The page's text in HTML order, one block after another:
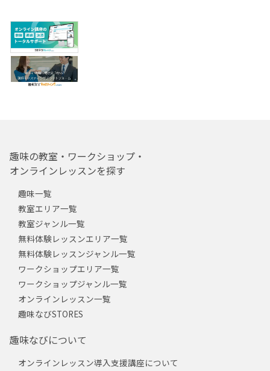
趣味の教室・ワークショップ・
オンラインレッスンを探す
趣味一覧
教室エリア一覧
教室ジャンル一覧
無料体験レッスンエリア一覧
無料体験レッスンジャンル一覧
ワークショップエリア一覧
ワークショップジャンル一覧
オンラインレッスン一覧
趣味なびSTORES
趣味なびについて
オンラインレッスン導入支援講座について